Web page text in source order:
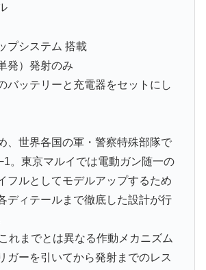
プシステム 搭載
発）発射のみ
バッテリーと充電器をセットにし
、世界各国の軍・警察特殊部隊で
。東京マルイでは電動ガン随一の
フルとしてモデルアップするため
ディテールまで徹底した設計が行
れまでとは異なる作動メカニズム
ガーを引いてから発射までのレス